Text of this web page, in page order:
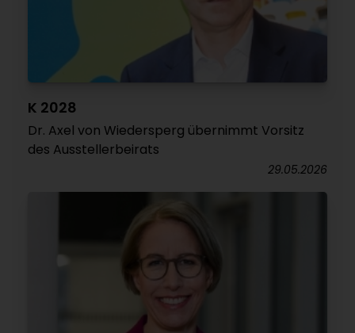
K 2028
Dr. Axel von Wiedersperg übernimmt Vorsitz
des Ausstellerbeirats
29.05.2026